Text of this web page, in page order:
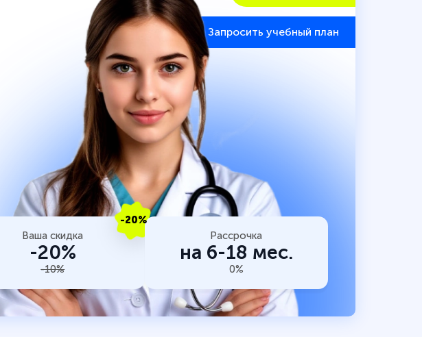
Запросить учебный план
-20%
Ваша скидка
-20%
-10%
Рассрочка
на 6-18 мес.
0%